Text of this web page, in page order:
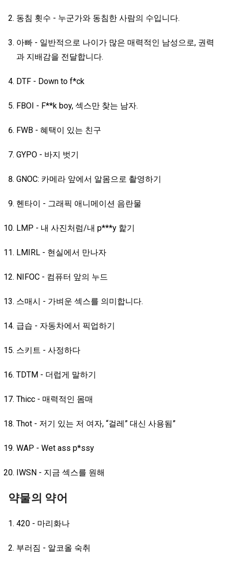
동침 횟수 - 누군가와 동침한 사람의 수입니다.
아빠 - 일반적으로 나이가 많은 매력적인 남성으로, 권력
과 지배감을 전달합니다.
DTF - Down to f*ck
FBOI - F**k boy, 섹스만 찾는 남자.
FWB - 혜택이 있는 친구
GYPO - 바지 벗기
GNOC: 카메라 앞에서 알몸으로 촬영하기
헨타이 - 그래픽 애니메이션 음란물
LMP - 내 사진처럼/내 p***y 핥기
LMIRL - 현실에서 만나자
NIFOC - 컴퓨터 앞의 누드
스매시 - 가벼운 섹스를 의미합니다.
급습 - 자동차에서 픽업하기
스키트 - 사정하다
TDTM - 더럽게 말하기
Thicc - 매력적인 몸매
Thot - 저기 있는 저 여자, “걸레” 대신 사용됨”
WAP - Wet ass p*ssy
IWSN - 지금 섹스를 원해
약물의 약어
420 - 마리화나
부러짐 - 알코올 숙취